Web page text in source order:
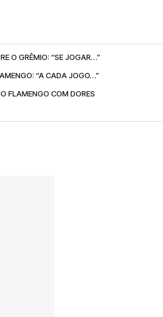
O GRÊMIO: “SE JOGAR…”
“A CADA JOGO…”
FLAMENGO COM DORES